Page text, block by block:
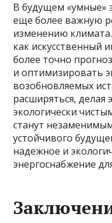
В будущем «умные»
еще более важную
изменению
как искусственный
более точно
и оптимизировать
возобновляемых
расширяться, делая
экологически
станут
устойчивого
надежное и
энергоснабжение